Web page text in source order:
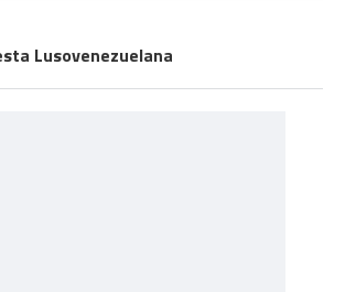
Lusovenezuelana